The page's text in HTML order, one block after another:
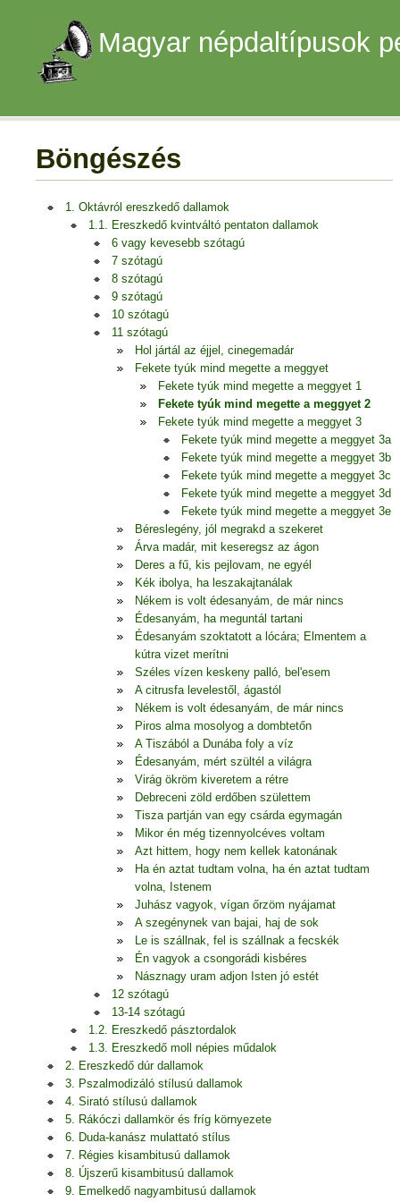
Magyar népdaltípusok
Böngészés
1. Oktávról ereszkedő dallamok
1.1. Ereszkedő kvintváltó pentaton dallamok
6 vagy kevesebb szótagú
7 szótagú
8 szótagú
9 szótagú
10 szótagú
11 szótagú
Hol jártál az éjjel, cinegemadár
Fekete tyúk mind megette a meggyet
Fekete tyúk mind megette a meggyet 1
Fekete tyúk mind megette a meggyet 2
Fekete tyúk mind megette a meggyet 3
Fekete tyúk mind megette a meggyet 3a
Fekete tyúk mind megette a meggyet 3b
Fekete tyúk mind megette a meggyet 3c
Fekete tyúk mind megette a meggyet 3d
Fekete tyúk mind megette a meggyet 3e
Béreslegény, jól megrakd a szekeret
Árva madár, mit keseregsz az ágon
Deres a fű, kis pejlovam, ne egyél
Kék ibolya, ha leszakajtanálak
Nékem is volt édesanyám, de már nincs
Édesanyám, ha meguntál tartani
Édesanyám szoktatott a lócára; Elmentem a
kútra vizet merítni
Széles vízen keskeny palló, bel'esem
A citrusfa levelestől, ágastól
Nékem is volt édesanyám, de már nincs
Piros alma mosolyog a dombtetőn
A Tiszából a Dunába foly a víz
Édesanyám, mért szültél a világra
Virág ökröm kiveretem a rétre
Debreceni zöld erdőben születtem
Tisza partján van egy csárda egymagán
Mikor én még tizennyolcéves voltam
Azt hittem, hogy nem kellek katonának
Ha én aztat tudtam volna, ha én aztat tudtam
volna, Istenem
Juhász vagyok, vígan őrzöm nyájamat
A szegénynek van bajai, haj de sok
Le is szállnak, fel is szállnak a fecskék
Én vagyok a csongorádi kisbéres
Násznagy uram adjon Isten jó estét
12 szótagú
13-14 szótagú
1.2. Ereszkedő pásztordalok
1.3. Ereszkedő moll népies műdalok
2. Ereszkedő dúr dallamok
3. Pszalmodizáló stílusú dallamok
4. Sirató stílusú dallamok
5. Rákóczi dallamkör és fríg környezete
6. Duda-kanász mulattató stílus
7. Régies kisambitusú dallamok
8. Újszerű kisambitusú dallamok
9. Emelkedő nagyambitusú dallamok